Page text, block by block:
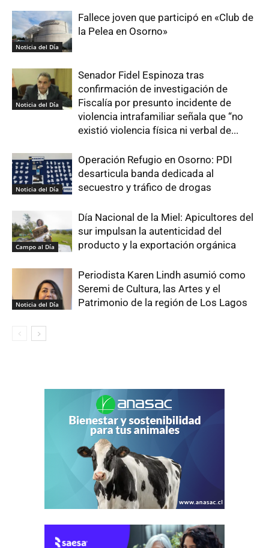
Noticia del Día
Fallece joven que participó en «Club de
la Pelea en Osorno»
Noticia del Día
Senador Fidel Espinoza tras
confirmación de investigación de
Fiscalía por presunto incidente de
violencia intrafamiliar señala que “no
existió violencia física ni verbal de...
Noticia del Día
Operación Refugio en Osorno: PDI
desarticula banda dedicada al
secuestro y tráfico de drogas
Campo al Día
Día Nacional de la Miel: Apicultores del
sur impulsan la autenticidad del
producto y la exportación orgánica
Noticia del Día
Periodista Karen Lindh asumió como
Seremi de Cultura, las Artes y el
Patrimonio de la región de Los Lagos